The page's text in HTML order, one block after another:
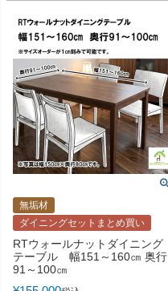
無垢材
ダイニングセットまとめ買い
RTウォールナットダイニング
テーブル 幅151～160㎝ 奥行
91～100㎝